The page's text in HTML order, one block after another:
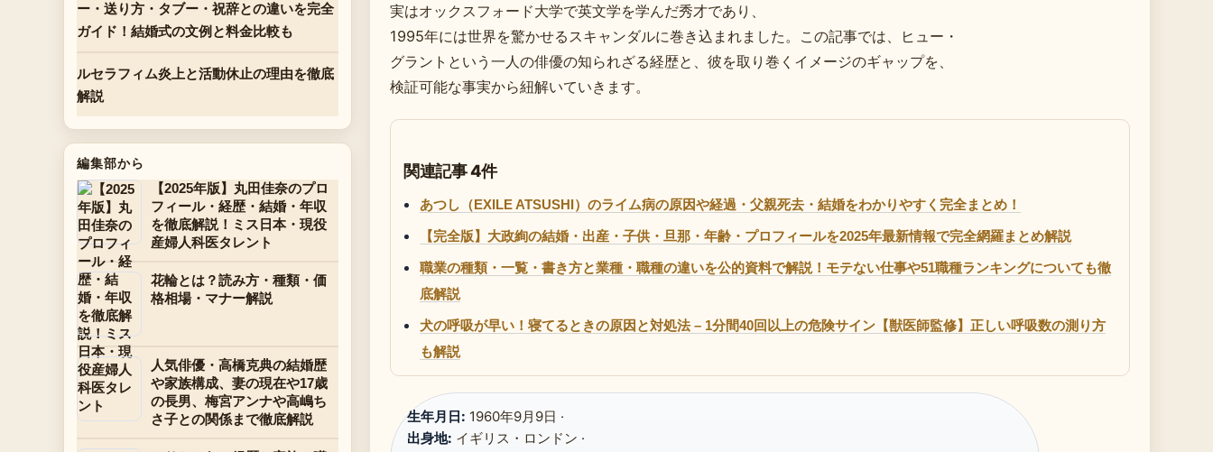
実はオックスフォード大学で英文学を学んだ秀才であり、
1995年には世界を驚かせるスキャンダルに巻き込まれました。この記事では、ヒュー・
グラントという一人の俳優の知られざる経歴と、彼を取り巻くイメージのギャップを、
検証可能な事実から紐解いていきます。
関連記事 4件
あつし（EXILE ATSUSHI）のライム病の原因や経過・父親死去・結婚をわかりやすく完全まとめ！
【完全版】大政絢の結婚・出産・子供・旦那・年齢・プロフィールを2025年最新情報で完全網羅まとめ解説
職業の種類・一覧・書き方と業種・職種の違いを公的資料で解説！モテない仕事や51職種ランキングについても徹
底解説
犬の呼吸が早い！寝てるときの原因と対処法 – 1分間40回以上の危険サイン【獣医師監修】正しい呼吸数の測り方
も解説
生年月日: 1960年9月9日 ·
出身地: イギリス・ロンドン ·
ー・送り方・タブー・祝辞との違いを完全
ガイド！結婚式の文例と料金比較も
ルセラフィム炎上と活動休止の理由を徹底
解説
編集部から
【2025年版】丸田佳奈のプロ
フィール・経歴・結婚・年収
を徹底解説！ミス日本・現役
産婦人科医タレント
花輪とは？読み方・種類・価
格相場・マナー解説
人気俳優・高橋克典の結婚歴
や家族構成、妻の現在や17歳
の長男、梅宮アンナや高嶋ち
さ子との関係まで徹底解説